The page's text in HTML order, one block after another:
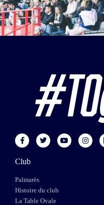
Club
Palmarès
Histoire du club
La Table Ovale